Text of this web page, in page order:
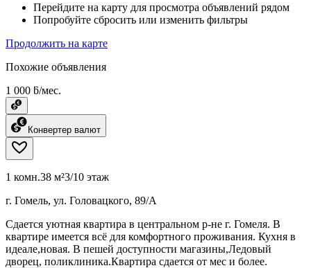
Перейдите на карту для просмотра объявлений рядом
Попробуйте сбросить или изменить фильтры
Продолжить на карте
Похожие объявления
1 000 ƃ/мес.
Конвертер валют
1 комн.38 м²3/10 этаж
г. Гомель, ул. Головацкого, 89/А
Сдается уютная квартира в центральном р-не г. Гомеля. В
квартире имеется всё для комфортного проживания. Кухня в
идеале,новая. В пешей доступности магазины,Ледовый
дворец, поликлиника.Квартира сдается от мес и более.